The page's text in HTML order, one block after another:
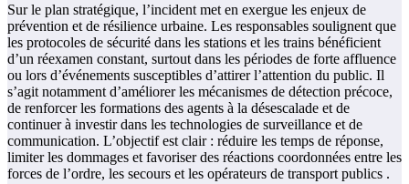
Sur le plan stratégique, l’incident met en exergue les enjeux de
prévention et de résilience urbaine. Les responsables soulignent que
les protocoles de sécurité dans les stations et les trains bénéficient
d’un réexamen constant, surtout dans les périodes de forte affluence
ou lors d’événements susceptibles d’attirer l’attention du public. Il
s’agit notamment d’améliorer les mécanismes de détection précoce,
de renforcer les formations des agents à la désescalade et de
continuer à investir dans les technologies de surveillance et de
communication. L’objectif est clair : réduire les temps de réponse,
limiter les dommages et favoriser des réactions coordonnées entre les
forces de l’ordre, les secours et les opérateurs de transport publics .